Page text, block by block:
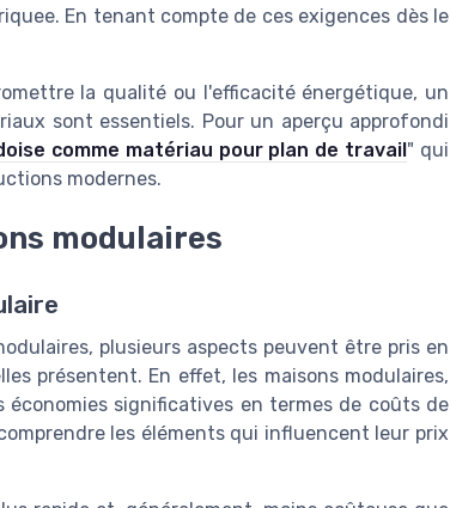
En tenant compte de ces exigences dès le
la qualité ou l'efficacité énergétique, un
sont essentiels. Pour un aperçu approfondi
comme matériau pour plan de travail" qui
modernes.
modulaires
plusieurs aspects peuvent être pris en
présentent. En effet, les maisons modulaires,
significatives en termes de coûts de
les éléments qui influencent leur prix